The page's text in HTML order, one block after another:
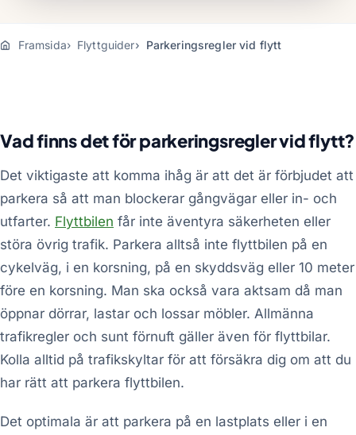
Framsida Flyttguider Parkeringsregler vid flytt
Vad finns det för parkeringsregler vid flytt?
Det viktigaste att komma ihåg är att det är förbjudet att
parkera så att man blockerar gångvägar eller in- och
utfarter. Flyttbilen får inte äventyra säkerheten eller
störa övrig trafik. Parkera alltså inte flyttbilen på en
cykelväg, i en korsning, på en skyddsväg eller 10 meter
före en korsning. Man ska också vara aktsam då man
öppnar dörrar, lastar och lossar möbler. Allmänna
trafikregler och sunt förnuft gäller även för flyttbilar.
Kolla alltid på trafikskyltar för att försäkra dig om att du
har rätt att parkera flyttbilen.
Det optimala är att parkera på en lastplats eller i en